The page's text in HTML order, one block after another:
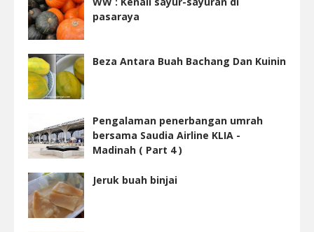
pasaraya
Beza Antara Buah Bachang Dan Kuinin
Pengalaman penerbangan umrah
bersama Saudia Airline KLIA -
Madinah ( Part 4 )
Jeruk buah binjai